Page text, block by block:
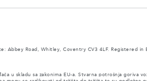
Abbey Road, Whitley, Coventry CV3 4LF. Registered in
u skladu sa zakonima EU-a. Stvarna potrošnja